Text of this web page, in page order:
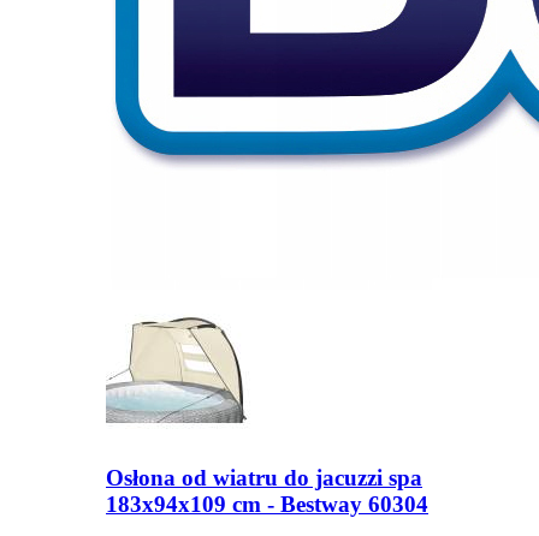
Osłona od wiatru do jacuzzi spa
183x94x109 cm - Bestway 60304